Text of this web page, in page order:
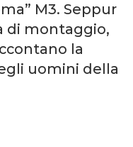
M3. Seppur
di montaggio,
la
uomini della